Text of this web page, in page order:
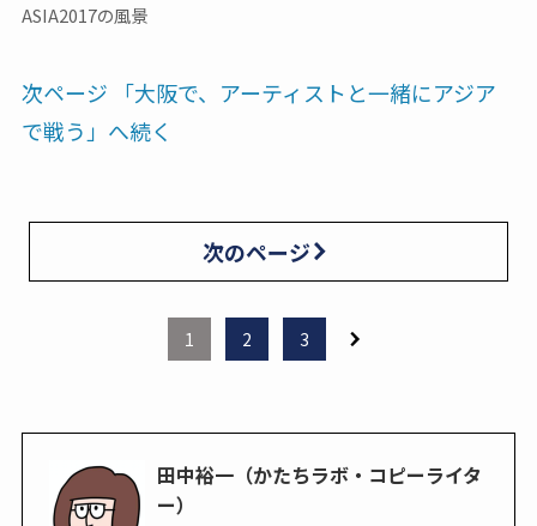
ASIA2017の風景
次ページ 「大阪で、アーティストと一緒にアジア
で戦う」へ続く
次のページ
1 2 3
田中裕一（かたちラボ・コピーライタ
ー）